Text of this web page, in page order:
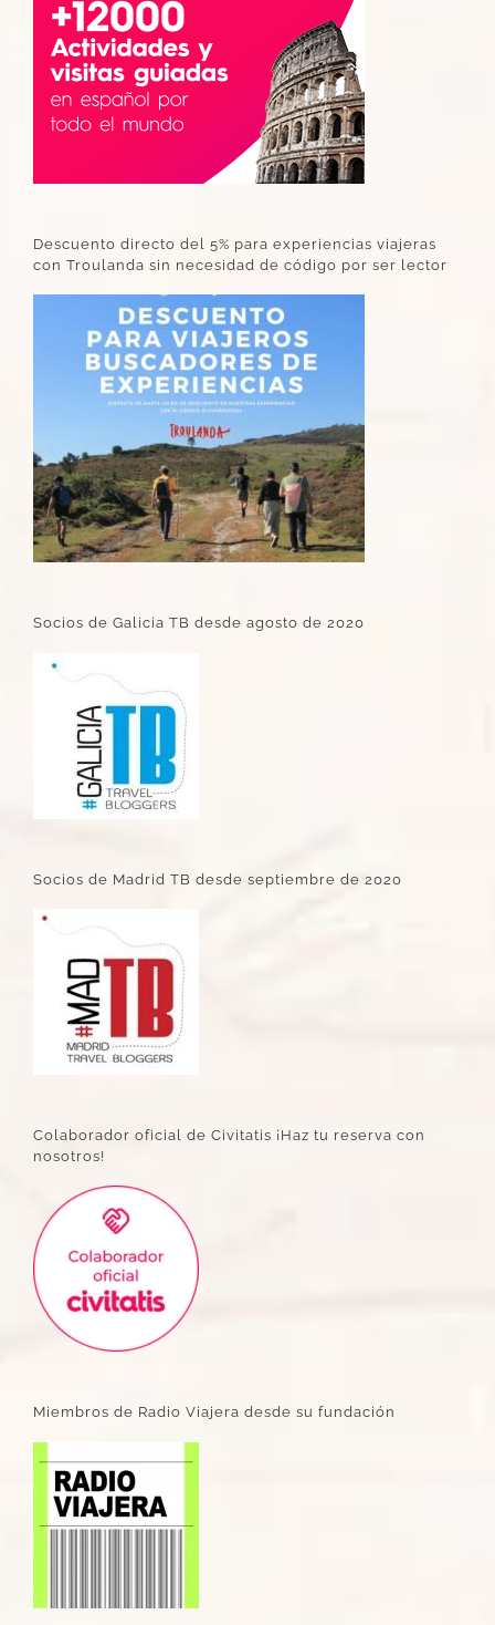
Descuento directo del 5% para experiencias viajeras
con Troulanda sin necesidad de código por ser lector
Socios de Galicia TB desde agosto de 2020
Socios de Madrid TB desde septiembre de 2020
Colaborador oficial de Civitatis ¡Haz tu reserva con
nosotros!
Miembros de Radio Viajera desde su fundación